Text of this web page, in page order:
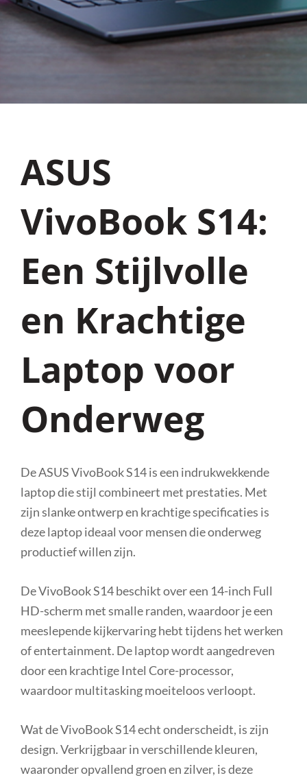
ASUS
VivoBook S14:
Een Stijlvolle
en Krachtige
Laptop voor
Onderweg
De ASUS VivoBook S14 is een indrukwekkende
laptop die stijl combineert met prestaties. Met
zijn slanke ontwerp en krachtige specificaties is
deze laptop ideaal voor mensen die onderweg
productief willen zijn.
De VivoBook S14 beschikt over een 14-inch Full
HD-scherm met smalle randen, waardoor je een
meeslepende kijkervaring hebt tijdens het werken
of entertainment. De laptop wordt aangedreven
door een krachtige Intel Core-processor,
waardoor multitasking moeiteloos verloopt.
Wat de VivoBook S14 echt onderscheidt, is zijn
design. Verkrijgbaar in verschillende kleuren,
waaronder opvallend groen en zilver, is deze